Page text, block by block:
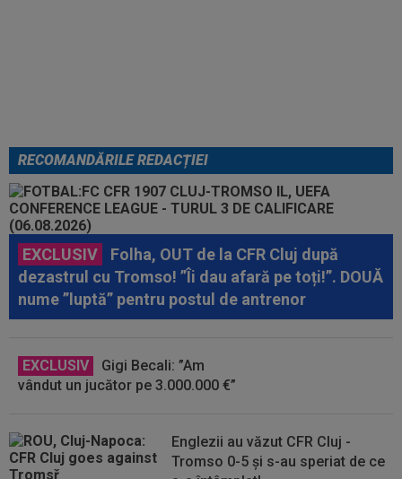
RECOMANDĂRILE REDACȚIEI
EXCLUSIV
Folha, OUT de la CFR Cluj după
dezastrul cu Tromso! ”Îi dau afară pe toți!”. DOUĂ
nume ”luptă” pentru postul de antrenor
EXCLUSIV
Gigi Becali: ”Am
vândut un jucător pe 3.000.000 €”
Englezii au văzut CFR Cluj -
Tromso 0-5 și s-au speriat de ce